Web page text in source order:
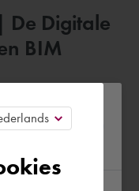
De Digitale
BIM